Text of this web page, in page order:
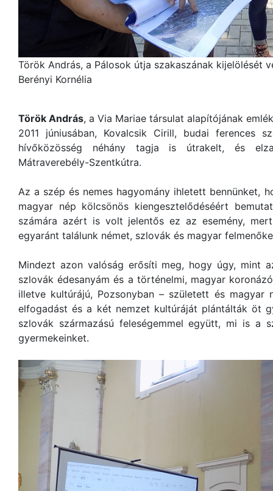
Török András, a Pálosok útja szakaszának kijelölését
Berényi Kornélia
Török András, a Via Mariae társulat alapítójának
2011 júniusában, Kovalcsik Cirill, budai ferences
hívőközösség néhány tagja is útrakelt, és
Mátraverebély-Szentkútra.
Az a szép és nemes hagyomány ihletett bennünket,
magyar nép kölcsönös kiengesztelődéséért
számára azért is volt jelentős ez az esemény,
egyaránt találunk német, szlovák és magyar
Mindezt azon valóság erősíti meg, hogy úgy, mint
szlovák édesanyám és a történelmi, magyar
illetve kultúrájú, Pozsonyban – született és magyar
elfogadást és a két nemzet kultúráját plántálták öt
szlovák származású feleségemmel együtt, mi is a
gyermekeinket.